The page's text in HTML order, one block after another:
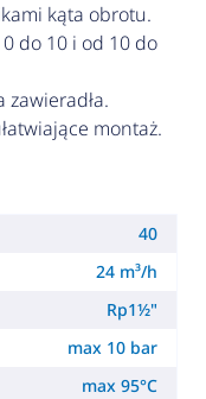
kąta obrotu.
do 10 i od 10 do
zawieradła.
montaż.
40
24 m³/h
Rp1½"
max 10 bar
max 95°C